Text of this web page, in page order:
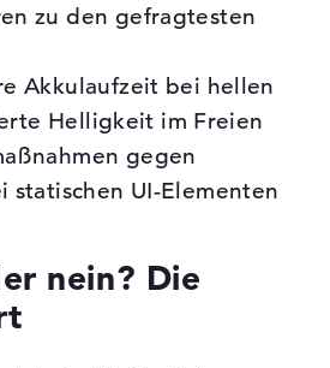
zu den gefragtesten
Akkulaufzeit bei hellen
Helligkeit im Freien
gegen
statischen UI-Elementen
nein? Die